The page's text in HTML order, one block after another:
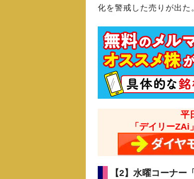
化を警戒した売りが出た
平
「デイリー
【2】水曜コーナー